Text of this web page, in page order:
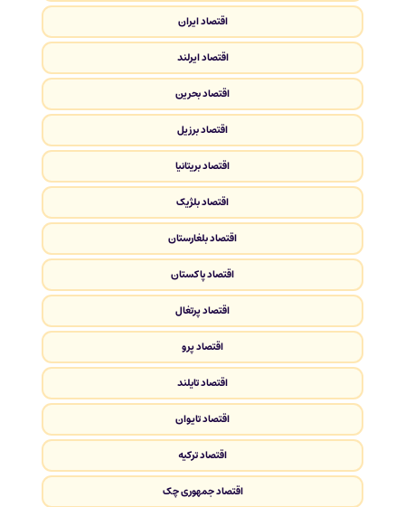
اقتصاد ایران
اقتصاد ایرلند
اقتصاد بحرین
اقتصاد برزیل
اقتصاد بریتانیا
اقتصاد بلژیک
اقتصاد بلغارستان
اقتصاد پاکستان
اقتصاد پرتغال
اقتصاد پرو
اقتصاد تایلند
اقتصاد تایوان
اقتصاد ترکیه
اقتصاد جمهوری چک